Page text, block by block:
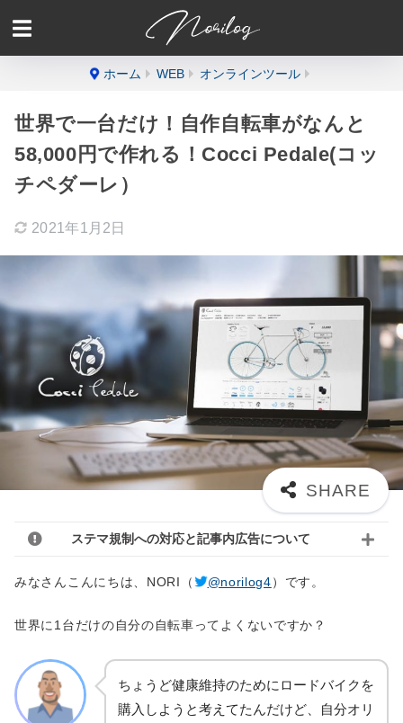
ホーム WEB オンラインツール
世界で一台だけ！自作自転車がなんと
58,000円で作れる！Cocci Pedale(コッ
チペダーレ）
2021年1月2日
ステマ規制への対応と記事内広告について
みなさんこんにちは、NORI（ @norilog4）です。
世界に1台だけの自分の自転車ってよくないですか？
ちょうど健康維持のためにロードバイクを
購入しようと考えてたんだけど、自分オリ